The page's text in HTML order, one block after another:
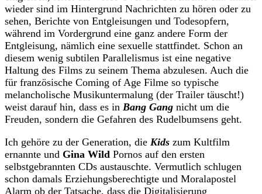
wieder sind im Hintergrund Nachrichten zu hören oder zu
sehen, Berichte von Entgleisungen und Todesopfern,
während im Vordergrund eine ganz andere Form der
Entgleisung, nämlich eine sexuelle stattfindet. Schon an
diesem wenig subtilen Parallelismus ist eine negative
Haltung des Films zu seinem Thema abzulesen. Auch die
für französische Coming of Age Filme so typische
melancholische Musikuntermalung (der Trailer täuscht!)
weist darauf hin, dass es in Bang Gang nicht um die
Freuden, sondern die Gefahren des Rudelbumsens geht.
Ich gehöre zu der Generation, die Kids zum Kultfilm
ernannte und Gina Wild Pornos auf den ersten
selbstgebrannten CDs austauschte. Vermutlich schlugen
schon damals Erziehungsberechtigte und Moralapostel
Alarm ob der Tatsache, dass die Digitalisierung